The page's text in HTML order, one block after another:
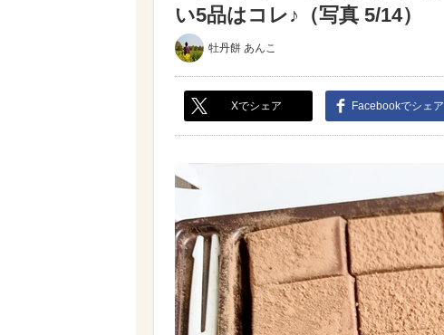
い5品はコレ♪（写真 5/14）
牡丹餅 あんこ
Xでシェア Facebookでシェア